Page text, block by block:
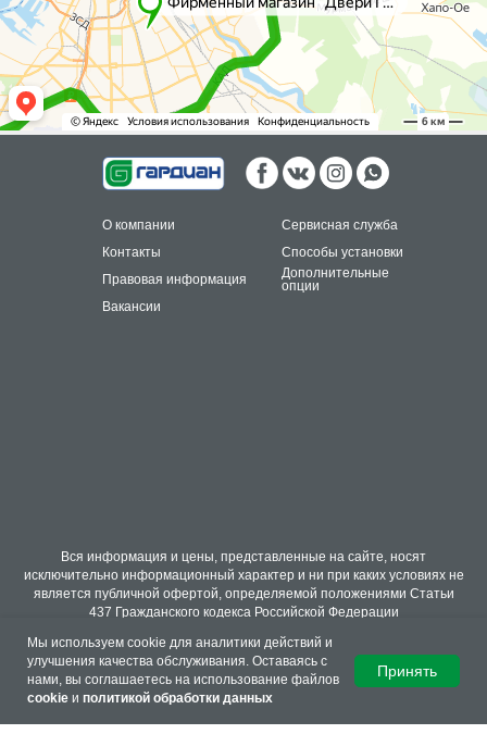
О компании Сервисная служба
Вакансии
Правовая информация
Контакты
Способы установки
Дополнительные
опции
Вся информация и цены, представленные на сайте, носят
исключительно информационный характер и ни при каких условиях не
является публичной офертой, определяемой положениями Статьи
437 Гражданского кодекса Российской Федерации
Мы используем cookie для аналитики действий и
улучшения качества обслуживания. Оставаясь с
нами, вы соглашаетесь на использование файлов
cookie и политикой обработки данных
Принять
Tilda